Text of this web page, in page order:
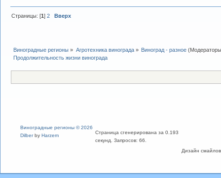
Страницы: [1]2 Вверх
Виноградные регионы » Агротехника винограда» Виноград - разное
Продолжительность жизни винограда
Дизайн
Виноградные регионы © 2026
Dilberby Harzem
Страница сгенерирована за 0.193
секунд. Запросов: 66.